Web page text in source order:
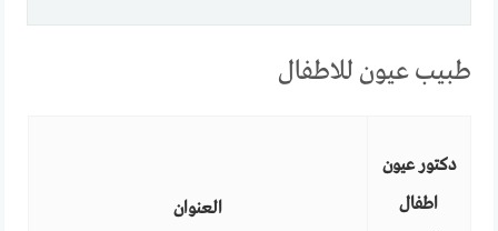
طبيب عيون للاطفال
دكتور عيون
اطفال
العنوان